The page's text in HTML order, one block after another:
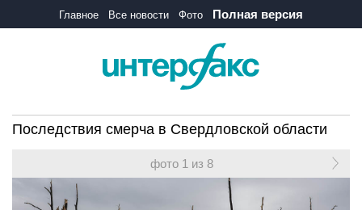
Главное Все новости Фото Полная версия
Последствия смерча в Свердловской области
фото 1 из 8